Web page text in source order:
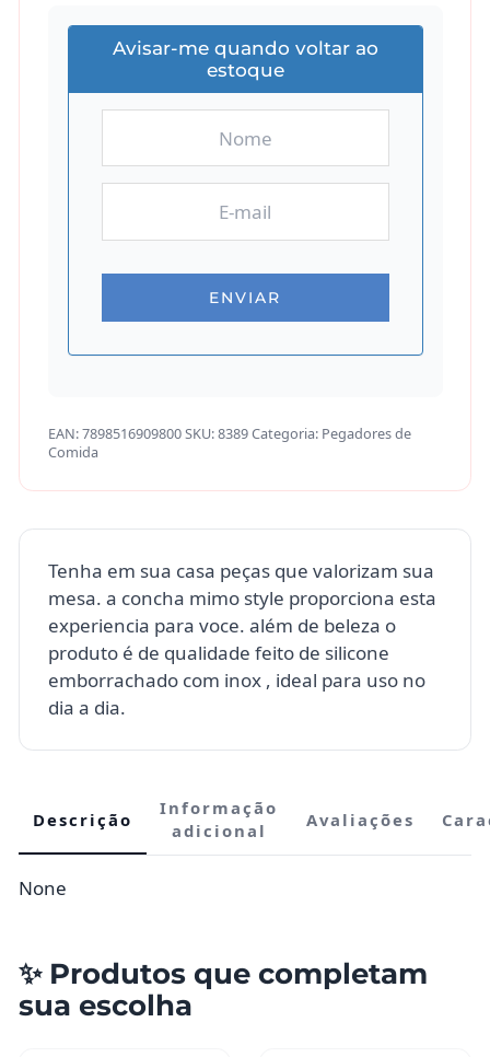
Avisar-me quando voltar ao
estoque
EAN:7898516909800SKU:8389Categoria: Pegadores de
Comida
Tenha em sua casa peças que valorizam sua
mesa. a concha mimo style proporciona esta
experiencia para voce. além de beleza o
produto é de qualidade feito de silicone
emborrachado com inox , ideal para uso no
dia a dia.
Descrição
Informação
adicional
Avaliações
None
✨ Produtos que completam
sua escolha